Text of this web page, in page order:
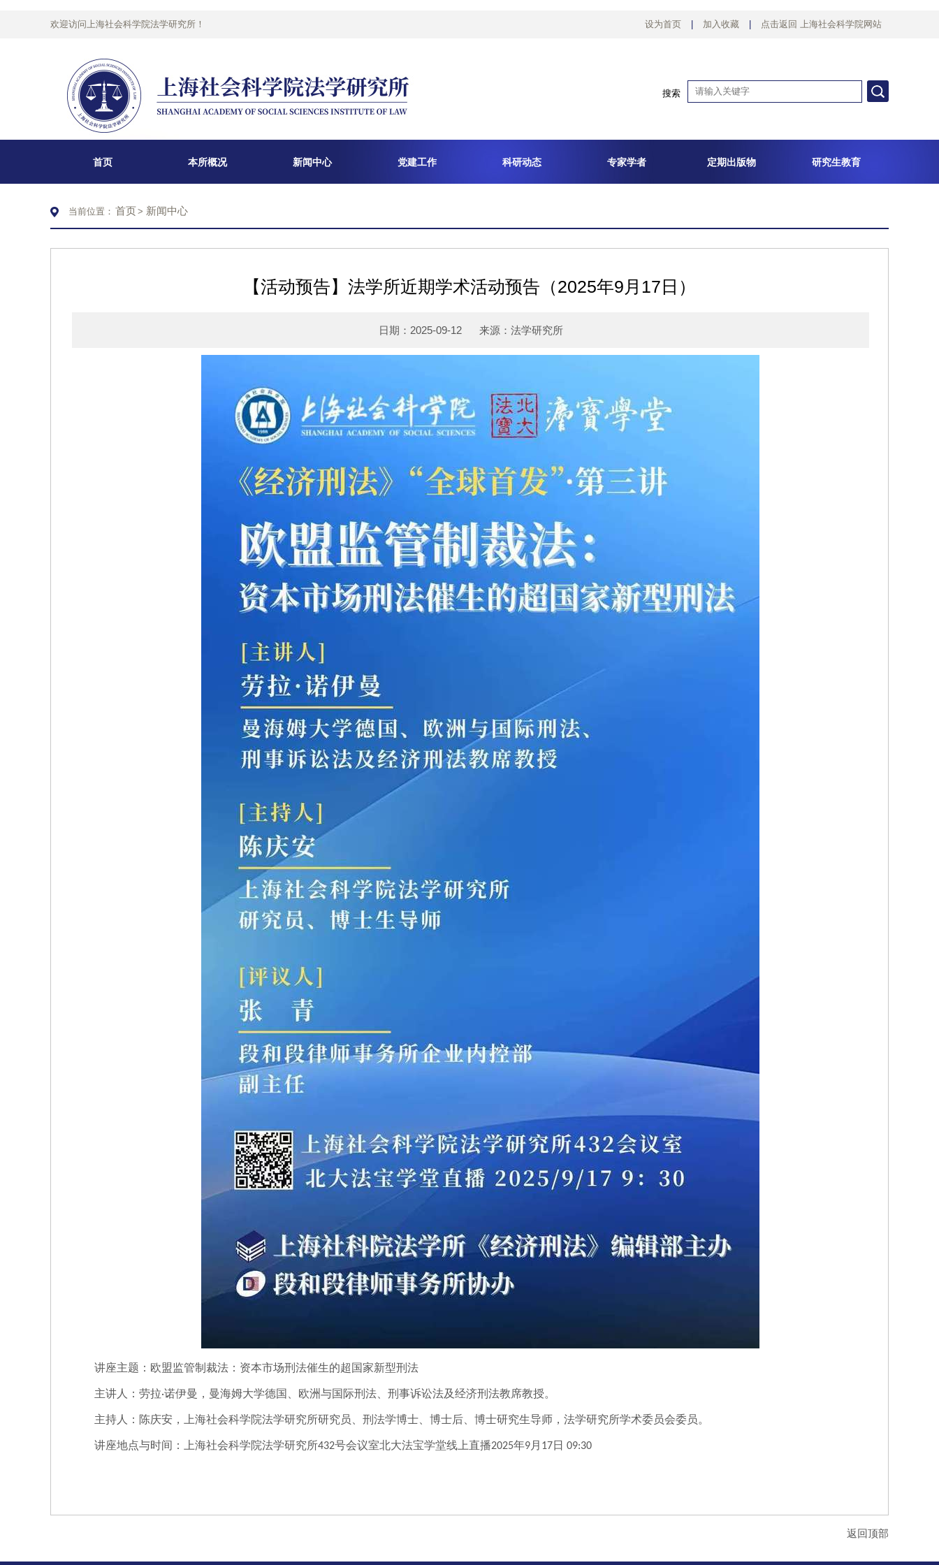
欢迎访问上海社会科学院法学研究所！ 设为首页 加入收藏 点击返回 上海社会科学院网站
搜索
首页 本所概况 新闻中心 党建工作 科研动态 专家学者 定期出版物 研究生教育
当前位置： 首页> 新闻中心
【活动预告】法学所近期学术活动预告（2025年9月17日）
日期：2025-09-12 来源：法学研究所
讲座主题 ： 欧盟监管制裁法：资本市场刑法催生的超国家新型刑法
主讲人 ： 劳拉·诺伊曼，曼海姆大学德国、欧洲与国际刑法、刑事诉讼法及经济刑法教席教授。
主持人 ： 陈庆安，上海社会科学院法学研究所研究员、刑法学博士、博士后、博士研究生导师，法学研究所学术委员会委员。
讲座地点与时间 ： 上海社会科学院法学研究所432号会议室北大法宝学堂线上直播2025年9月 17日 09:30
返回顶部